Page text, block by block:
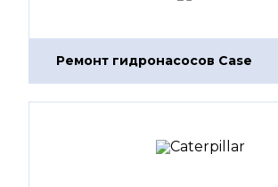
Ремонт гидронасосов Case